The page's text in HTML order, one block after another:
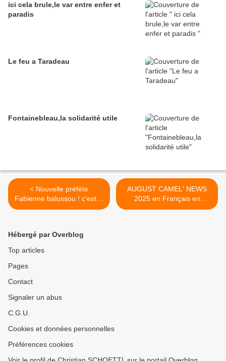
ici cela brule,le var entre enfer et
paradis
Le feu a Taradeau
Fontainebleau,la solidarité utile
< Nouvelle préfète
Fabienne balussou ! c'est le
bal des prefets en essonne
AUGUST CAMEL' NEWS
2025 en Français en
espanol, in arabic and in
Hébergé par Overblog
Top articles
Pages
Contact
Signaler un abus
C.G.U.
Cookies et données personnelles
Préférences cookies